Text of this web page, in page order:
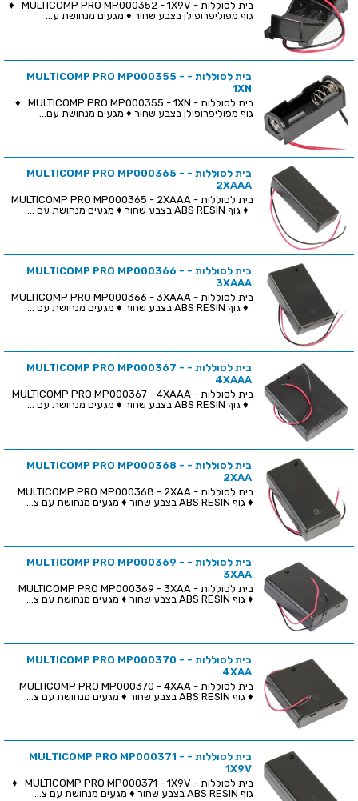
בית לסוללות - MULTICOMP PRO MP000352 - 1X9V ♦
גוף מפוליפרופילן בצבע שחור ♦ מגעים מנחושת ע...
בית לסוללות - MULTICOMP PRO MP000355 -
1XN
בית לסוללות - MULTICOMP PRO MP000355 - 1XN ♦
גוף מפוליפרופילן בצבע שחור ♦ מגעים מנחושת עם...
בית לסוללות - MULTICOMP PRO MP000365 -
2XAAA
בית לסוללות - MULTICOMP PRO MP000365 - 2XAAA
♦ גוף ABS RESIN בצבע שחור ♦ מגעים מנחושת עם ...
בית לסוללות - MULTICOMP PRO MP000366 -
3XAAA
בית לסוללות - MULTICOMP PRO MP000366 - 3XAAA
♦ גוף ABS RESIN בצבע שחור ♦ מגעים מנחושת עם ...
בית לסוללות - MULTICOMP PRO MP000367 -
4XAAA
בית לסוללות - MULTICOMP PRO MP000367 - 4XAAA
♦ גוף ABS RESIN בצבע שחור ♦ מגעים מנחושת עם ...
בית לסוללות - MULTICOMP PRO MP000368 -
2XAA
♦ גוף ABS RESIN בצבע שחור ♦ מגעים מנחושת עם צ...
בית לסוללות - MULTICOMP PRO MP000369 -
3XAA
♦ גוף ABS RESIN בצבע שחור ♦ מגעים מנחושת עם צ...
בית לסוללות - MULTICOMP PRO MP000370 -
4XAA
♦ גוף ABS RESIN בצבע שחור ♦ מגעים מנחושת עם צ...
בית לסוללות - MULTICOMP PRO MP000371 -
1X9V
בית לסוללות - MULTICOMP PRO MP000371 - 1X9V ♦
גוף ABS RESIN בצבע שחור ♦ מגעים מנחושת עם צ...